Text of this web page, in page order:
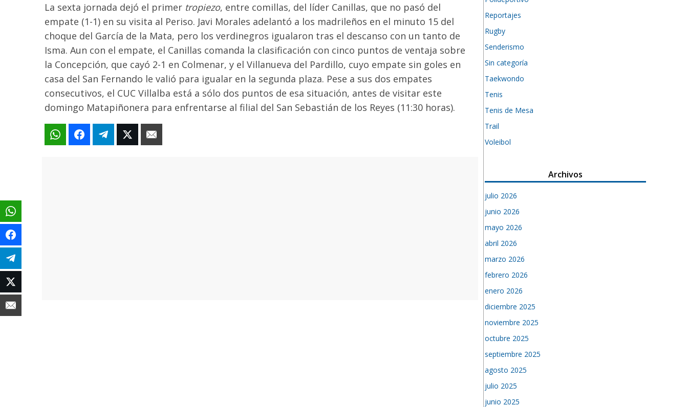
La sexta jornada dejó el primer tropiezo, entre comillas, del líder Canillas, que no pasó del
empate (1-1) en su visita al Periso. Javi Morales adelantó a los madrileños en el minuto 15 del
choque del García de la Mata, pero los verdinegros igualaron tras el descanso con un tanto de
Isma. Aun con el empate, el Canillas comanda la clasificación con cinco puntos de ventaja sobre
la Concepción, que cayó 2-1 en Colmenar, y el Villanueva del Pardillo, cuyo empate sin goles en
casa del San Fernando le valió para igualar en la segunda plaza. Pese a sus dos empates
consecutivos, el CUC Villalba está a sólo dos puntos de esa situación, antes de visitar este
domingo Matapiñonera para enfrentarse al filial del San Sebastián de los Reyes (11:30 horas).
Reportajes
Rugby
Senderismo
Sin categoría
Taekwondo
Tenis
Tenis de Mesa
Trail
Voleibol
Archivos
julio 2026
junio 2026
mayo 2026
abril 2026
marzo 2026
febrero 2026
enero 2026
diciembre 2025
noviembre 2025
octubre 2025
septiembre 2025
agosto 2025
julio 2025
junio 2025